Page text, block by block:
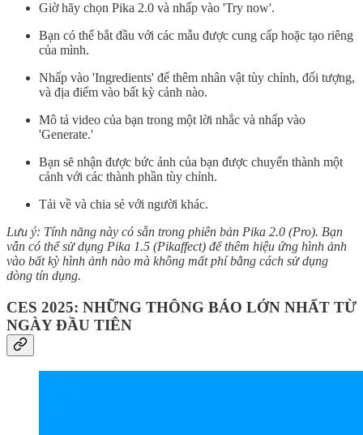
Giờ hãy chọn Pika 2.0 và nhấp vào 'Try now'.
Bạn có thể bắt đầu với các mẫu được cung cấp hoặc tạo riêng
của mình.
Nhấp vào 'Ingredients' để thêm nhân vật tùy chỉnh, đối tượng,
và địa điểm vào bất kỳ cảnh nào.
Mô tả video của bạn trong một lời nhắc và nhấp vào
'Generate.'
Bạn sẽ nhận được bức ảnh của bạn được chuyển thành một
cảnh với các thành phần tùy chỉnh.
Tải về và chia sẻ với người khác.
Lưu ý: Tính năng này có sẵn trong phiên bản Pika 2.0 (Pro). Bạn
vẫn có thể sử dụng Pika 1.5 (Pikaffect) để thêm hiệu ứng hình ảnh
vào bất kỳ hình ảnh nào mà không mất phí bằng cách sử dụng
dòng tín dụng.
CES 2025: NHỮNG THÔNG BÁO LỚN NHẤT TỪ
NGÀY ĐẦU TIÊN